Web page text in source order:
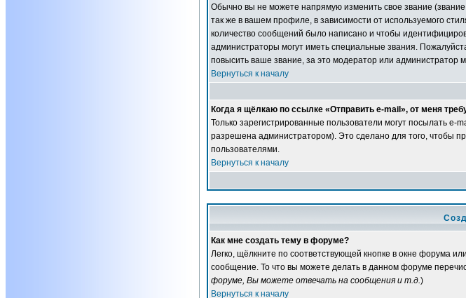
Обычно вы не можете напрямую изменить свое звание
так же в вашем профиле, в зависимости от используемого
количество сообщений было написано и чтобы
администраторы могут иметь специальные звания.
повысить ваше звание, за это модератор или администратор
Вернуться к началу
Когда я щёлкаю по ссылке «Отправить e-mail», от меня
Только зарегистрированные пользователи могут посылать
разрешена администратором). Это сделано для того, чтобы
пользователями.
Вернуться к началу
Как мне создать тему в форуме?
Легко, щёлкните по соответствующей кнопке в окне форума
сообщение. То что вы можете делать в данном форуме
форуме, Вы можете отвечать на сообщения и т.д.)
Вернуться к началу